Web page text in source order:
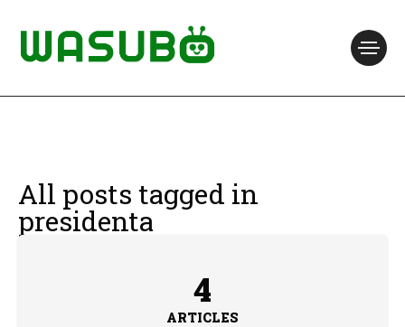
All posts tagged in
presidenta
4
ARTICLES